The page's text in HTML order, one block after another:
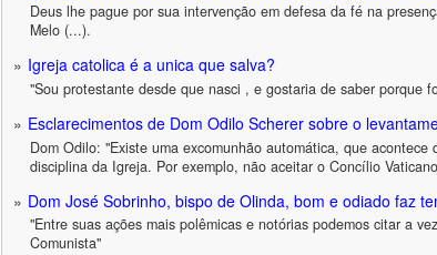
Deus lhe pague por sua intervenção em defesa da fé na
Melo (...).
Igreja catolica é a unica que salva?
"Sou protestante desde que nasci , e gostaria de saber porque
Esclarecimentos de Dom Odilo Scherer sobre o
Dom Odilo: "Existe uma excomunhão automática, que
disciplina da Igreja. Por exemplo, não aceitar o Concílio
Dom José Sobrinho, bispo de Olinda, bom e odiado faz
"Entre suas ações mais polêmicas e notórias podemos citar a
Comunista"